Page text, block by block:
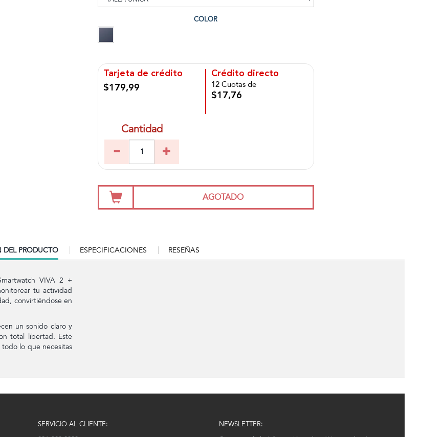
COLOR
Tarjeta de crédito
$179,99
Crédito directo
12 Cuotas de
$17,76
Cantidad
AGOTADO
DEL PRODUCTO ESPECIFICACIONES RESEÑAS
VIVA 2 +
tu actividad
convirtiéndose en
un sonido claro y
total libertad. Este
lo que necesitas
SERVICIO AL CLIENTE:
NEWSLETTER: